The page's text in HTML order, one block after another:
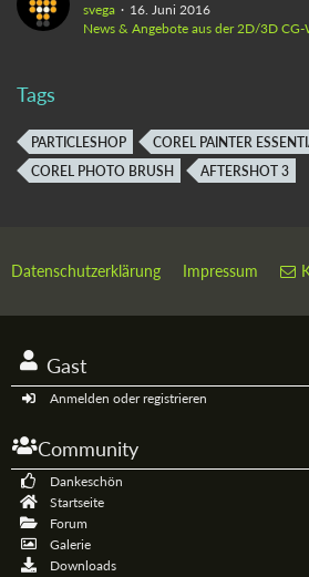
svega
16. Juni 2016
News & Angebote aus der 2D/3D CG-
Tags
PARTICLESHOP
COREL PAINTER
COREL PHOTO BRUSH
AFTERSHOT 3
Datenschutzerklärung Impressum
Gast
Anmelden oder registrieren
Community
Dankeschön
Startseite
Forum
Galerie
Downloads